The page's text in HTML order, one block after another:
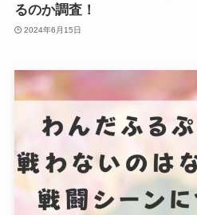
るのか調査！
2024年6月15日